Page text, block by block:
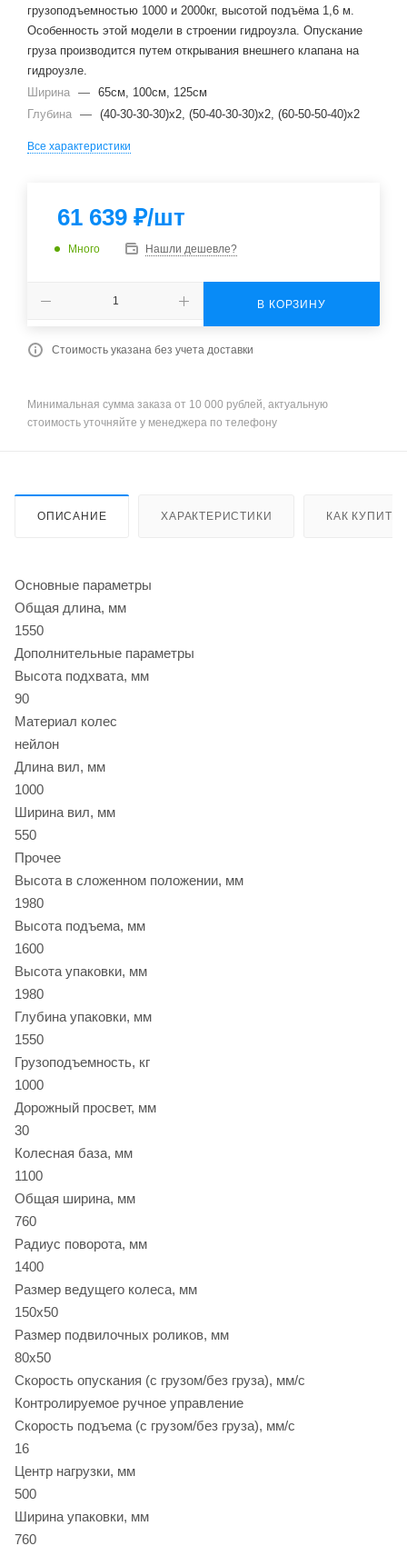
грузоподъемностью 1000 и 2000кг, высотой подъёма 1,6 м.
Особенность этой модели в строении гидроузла. Опускание
груза производится путем открывания внешнего клапана на
гидроузле.
Ширина — 65см, 100см, 125см
Глубина — (40-30-30-30)x2, (50-40-30-30)x2, (60-50-50-40)x2
Все характеристики
61 639 ₽/шт
Много Нашли дешевле?
В КОРЗИНУ
Стоимость указана без учета доставки
Минимальная сумма заказа от 10 000 рублей, актуальную
стоимость уточняйте у менеджера по телефону
ОПИСАНИЕ ХАРАКТЕРИСТИКИ КАК КУПИТЬ
Основные параметры
Общая длина, мм
1550
Дополнительные параметры
Высота подхвата, мм
90
Материал колес
нейлон
Длина вил, мм
1000
Ширина вил, мм
550
Прочее
Высота в сложенном положении, мм
1980
Высота подъема, мм
1600
Высота упаковки, мм
1980
Глубина упаковки, мм
1550
Грузоподъемность, кг
1000
Дорожный просвет, мм
30
Колесная база, мм
1100
Общая ширина, мм
760
Радиус поворота, мм
1400
Размер ведущего колеса, мм
150х50
Размер подвилочных роликов, мм
80х50
Скорость опускания (с грузом/без груза), мм/с
Контролируемое ручное управление
Скорость подъема (с грузом/без груза), мм/с
16
Центр нагрузки, мм
500
Ширина упаковки, мм
760